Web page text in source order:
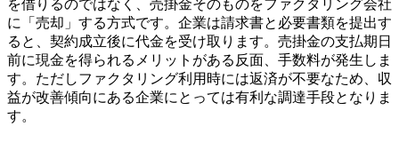
を借りるのではなく、売掛金そのものをファクタリング会社
に「売却」する方式です。企業は請求書と必要書類を提出す
ると、契約成立後に代金を受け取ります。売掛金の支払期日
前に現金を得られるメリットがある反面、手数料が発生しま
す。ただしファクタリング利用時には返済が不要なため、収
益が改善傾向にある企業にとっては有利な調達手段となりま
す。